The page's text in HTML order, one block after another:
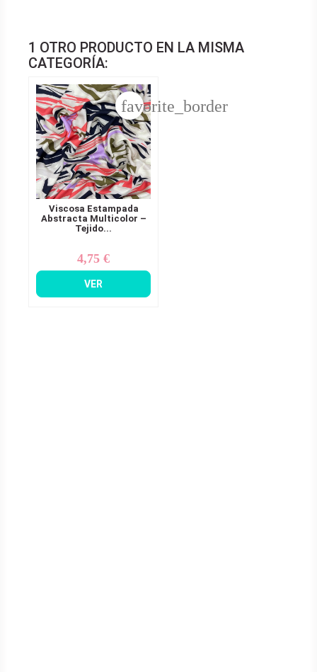
1 OTRO PRODUCTO EN LA MISMA
CATEGORÍA:
Viscosa Estampada
Abstracta Multicolor –
Tejido...
Precio
4,75 €
VER
favorite_border